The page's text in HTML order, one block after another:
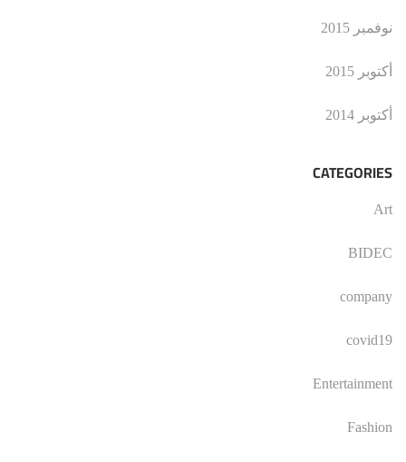
نوفمبر 2015
أكتوبر 2015
أكتوبر 2014
CATEGORIES
Art
BIDEC
company
covid19
Entertainment
Fashion